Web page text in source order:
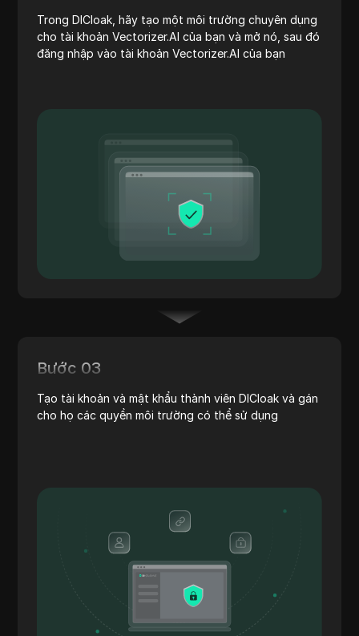
Trong DICloak, hãy tạo một môi trường chuyên dụng
cho tài khoản Vectorizer.AI của bạn và mở nó, sau đó
đăng nhập vào tài khoản Vectorizer.AI của bạn
Bước 03
Tạo tài khoản và mật khẩu thành viên DICloak và gán
cho họ các quyền môi trường có thể sử dụng